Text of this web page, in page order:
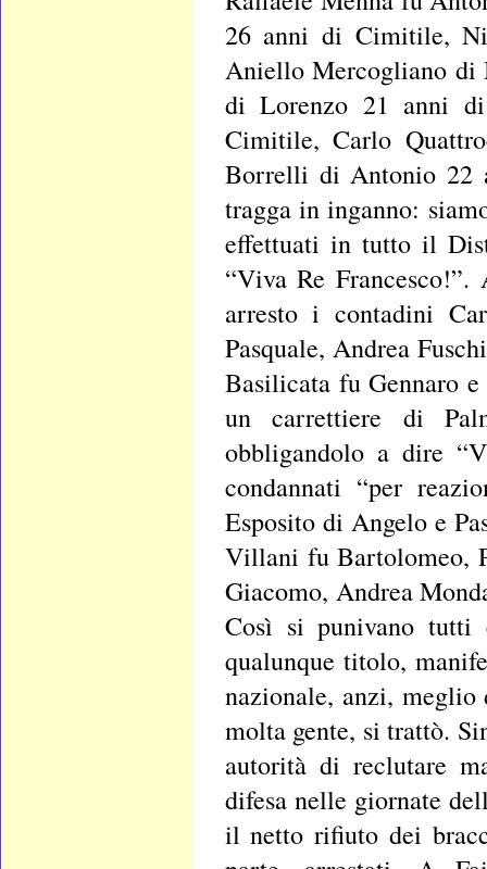
26 anni di Cimitile,
Aniello Mercogliano di
di Lorenzo 21 anni
Cimitile, Carlo
Borrelli di Antonio 22
tragga in inganno:
effettuati in tutto il
“Viva Re
arresto i contadini
Pasquale, Andrea
Basilicata fu Gennaro
un carrettiere di
obbligandolo a dire
condannati “per
Esposito di Angelo e
Villani fu Bartolomeo,
Giacomo, Andrea
Così si punivano
qualunque titolo,
nazionale, anzi, meglio
molta gente, si trattò.
autorità di reclutare
difesa nelle giornate
il netto rifiuto dei